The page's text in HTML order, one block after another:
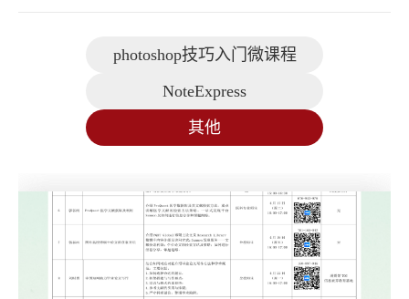
photoshop技巧入门微课程
NoteExpress
其他